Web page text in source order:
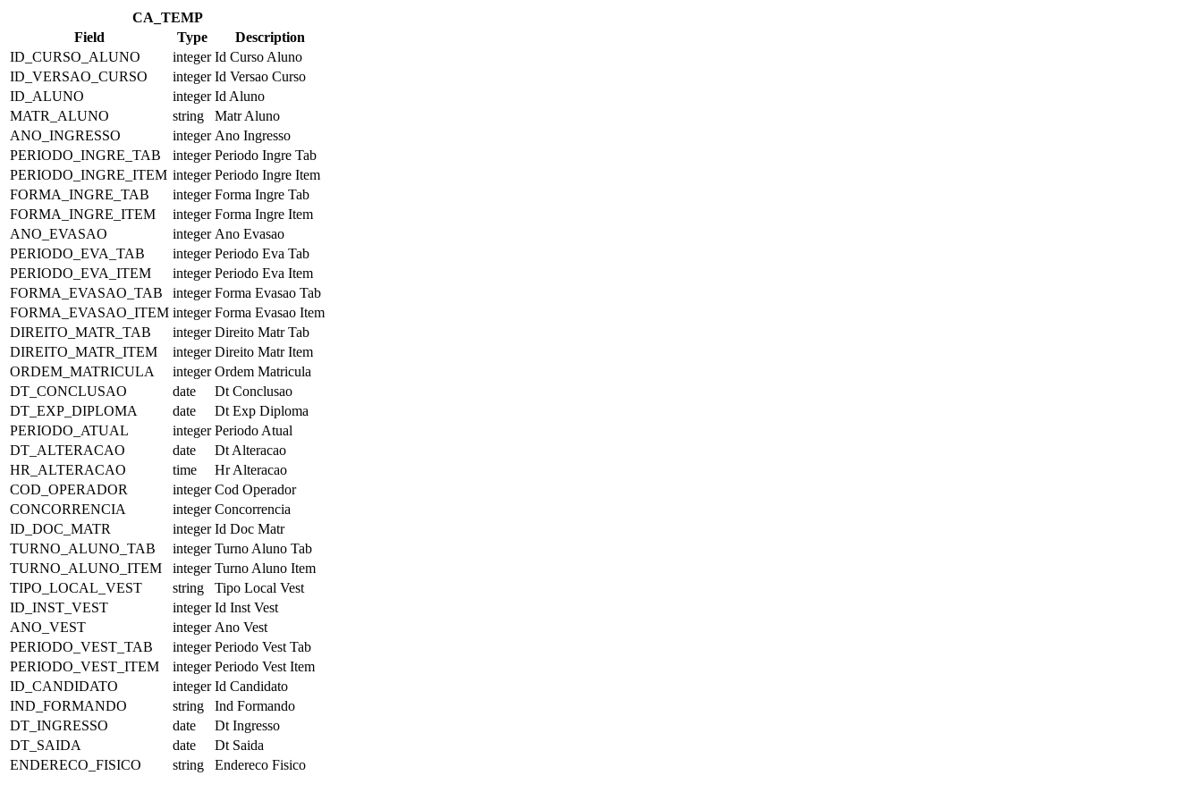
CA_TEMP
Field
Type
Description
ID_CURSO_ALUNO
integer Id Curso Aluno
ID_VERSAO_CURSO
integer Id Versao Curso
ID_ALUNO
integer Id Aluno
MATR_ALUNO
string
Matr Aluno
ANO_INGRESSO
integer Ano Ingresso
PERIODO_INGRE_TAB
integer Periodo Ingre Tab
PERIODO_INGRE_ITEM integer Periodo Ingre Item
FORMA_INGRE_TAB
integer Forma Ingre Tab
FORMA_INGRE_ITEM
integer Forma Ingre Item
ANO_EVASAO
integer Ano Evasao
PERIODO_EVA_TAB
integer Periodo Eva Tab
PERIODO_EVA_ITEM
integer Periodo Eva Item
FORMA_EVASAO_TAB
integer Forma Evasao Tab
FORMA_EVASAO_ITEM integer Forma Evasao Item
DIREITO_MATR_TAB
integer Direito Matr Tab
DIREITO_MATR_ITEM
integer Direito Matr Item
ORDEM_MATRICULA
integer Ordem Matricula
DT_CONCLUSAO
date
Dt Conclusao
DT_EXP_DIPLOMA
date
Dt Exp Diploma
PERIODO_ATUAL
integer Periodo Atual
DT_ALTERACAO
date
Dt Alteracao
HR_ALTERACAO
time
Hr Alteracao
COD_OPERADOR
integer Cod Operador
CONCORRENCIA
integer Concorrencia
ID_DOC_MATR
integer Id Doc Matr
TURNO_ALUNO_TAB
integer Turno Aluno Tab
TURNO_ALUNO_ITEM
integer Turno Aluno Item
TIPO_LOCAL_VEST
string
Tipo Local Vest
ID_INST_VEST
integer Id Inst Vest
ANO_VEST
integer Ano Vest
PERIODO_VEST_TAB
integer Periodo Vest Tab
PERIODO_VEST_ITEM
integer Periodo Vest Item
ID_CANDIDATO
integer Id Candidato
IND_FORMANDO
string
Ind Formando
DT_INGRESSO
date
Dt Ingresso
DT_SAIDA
date
Dt Saida
ENDERECO_FISICO
string Endereco Fisico